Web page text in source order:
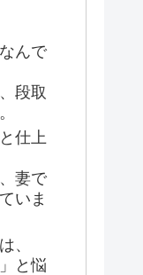
んで
段取
仕上
妻で
いま
、
と悩